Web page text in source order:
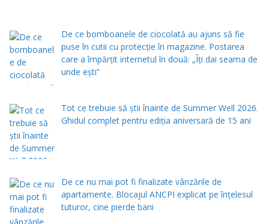
De ce bomboanele de ciocolată au ajuns să fie
puse în cutii cu protecţie în magazine. Postarea
care a împărţit internetul în două: „Îţi dai seama de
unde eşti”
Tot ce trebuie să știi înainte de Summer Well 2026.
Ghidul complet pentru ediția aniversară de 15 ani
De ce nu mai pot fi finalizate vânzările de
apartamente. Blocajul ANCPI explicat pe înțelesul
tuturor, cine pierde bani